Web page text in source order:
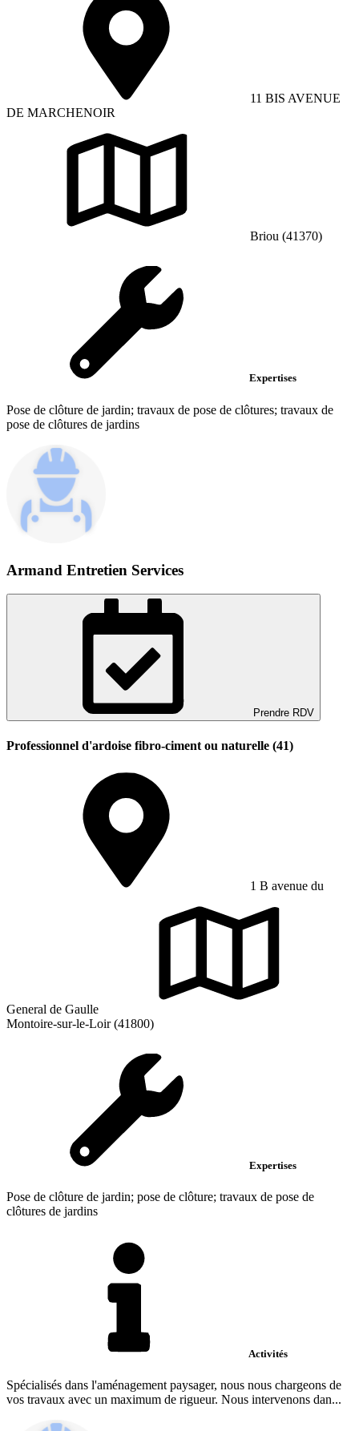
11 BIS AVENUE
DE MARCHENOIR
Briou (41370)
Expertises
Pose de clôture de jardin; travaux de pose de clôtures; travaux de
pose de clôtures de jardins
Armand Entretien Services
Prendre RDV
Professionnel d'ardoise fibro-ciment ou naturelle (41)
1 B avenue du
General de Gaulle
Montoire-sur-le-Loir (41800)
Expertises
Pose de clôture de jardin; pose de clôture; travaux de pose de
clôtures de jardins
Activités
Spécialisés dans l'aménagement paysager, nous nous chargeons de
vos travaux avec un maximum de rigueur. Nous intervenons dan...